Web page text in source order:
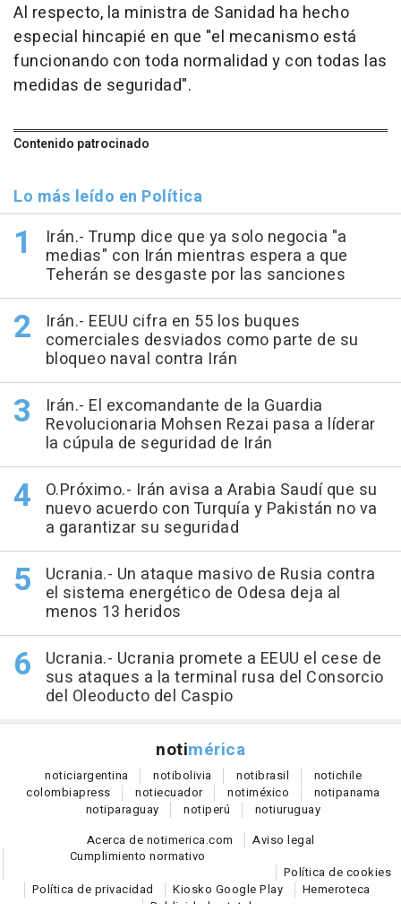
Al respecto, la ministra de Sanidad ha hecho
especial hincapié en que "el mecanismo está
funcionando con toda normalidad y con todas las
medidas de seguridad".
Contenido patrocinado
Lo más leído en Política
Irán.- Trump dice que ya solo negocia "a
medias" con Irán mientras espera a que
Teherán se desgaste por las sanciones
Irán.- EEUU cifra en 55 los buques
comerciales desviados como parte de su
bloqueo naval contra Irán
Irán.- El excomandante de la Guardia
Revolucionaria Mohsen Rezai pasa a líderar
la cúpula de seguridad de Irán
O.Próximo.- Irán avisa a Arabia Saudí que su
nuevo acuerdo con Turquía y Pakistán no va
a garantizar su seguridad
Ucrania.- Un ataque masivo de Rusia contra
el sistema energético de Odesa deja al
menos 13 heridos
Ucrania.- Ucrania promete a EEUU el cese de
sus ataques a la terminal rusa del Consorcio
del Oleoducto del Caspio
notimérica
noticiargentina notibolivia notibrasil notichile
colombiapress notiecuador notiméxico notipanama
notiparaguay notiperú notiuruguay
Acerca de notimerica.com
Aviso legal
Cumplimiento normativo
Política de cookies
Política de privacidad
Kiosko Google Play
Hemeroteca